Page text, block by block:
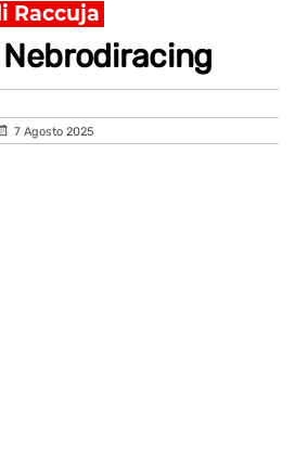
Raccuja
Nebrodiracing
7 Agosto 2025